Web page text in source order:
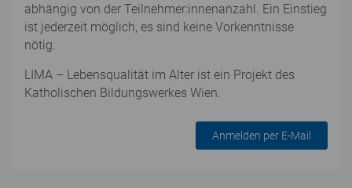
abhängig von der Teilnehmer:innenanzahl. Ein Einstieg
ist jederzeit möglich, es sind keine Vorkenntnisse
nötig.
LIMA – Lebensqualität im Alter ist ein Projekt des
Katholischen Bildungswerkes Wien.
Anmelden per E-Mail